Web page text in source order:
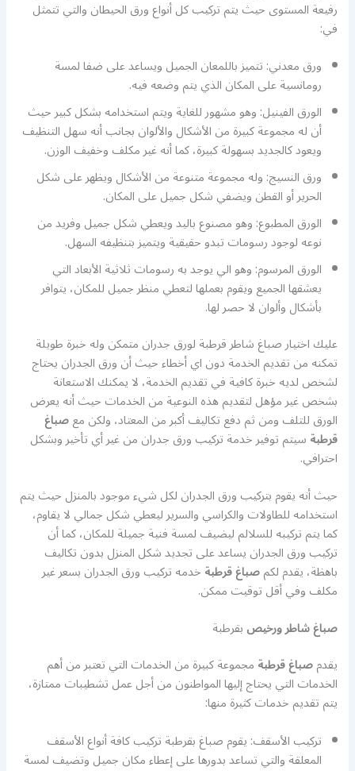
رفيعة المستوى حيث يتم تركيب كل أنواع ورق الحيطان والتي تتمثل
في:
ورق معدني: تتميز باللمعان الجميل ويساعد على ضفا لمسة
رومانسية على المكان الذي يتم وضعه فيه.
الورق الفينيل: وهو مشهور للغاية ويتم استخدامه بشكل كبير حيث
أن له مجموعة كبيرة من الأشكال والألوان بجانب أنه سهل التنظيف
ويعود كالجديد بسهولة كبيرة، كما أنه غير مكلف وخفيف الوزن.
ورق النسيج: وله مجموعة متنوعة من الأشكال ويظهر على شكل
الحرير أو القطن ويضفي شكل جميل على المكان.
الورق المطبوع: وهو مصنوع باليد ويعطي شكل جميل وفريد من
نوعه لوجود رسومات تبدو حقيقية ويتميز بتنظيفه السهل.
الورق المرسوم: وهو الي يوجد به رسومات ثلاثية الأبعاد التي
يعشقها الجميع ويقوم بعملها لتعطي منظر جميل للمكان، يتوافر
بأشكال وألوان لا حصر لها.
عليك اختيار صباغ شاطر قرطبة لورق جدران متمكن وله خبرة طويلة
تمكنه من تقديم الخدمة دون اي أخطاء حيث أن ورق الجدران يحتاج
لشخص لديه خبرة كافية في تقديم الخدمة، لا يمكنك الاستعانة
بشخص غير مؤهل لتقديم هذه النوعية من الخدمات حيث أنه يعرض
الورق للتلف ومن ثم دفع تكاليف أكبر من المعتاد، ولكن معصباغ
قرطبةسيتم توفير خدمة تركيب ورق جدران من غير أي تأخير وبشكل
احترافي.
حيث أنه يقوم بتركيب ورق الجدران لكل شيء موجود بالمنزل حيث يتم
استخدامه للطاولات والكراسي والسرير ليعطي شكل جمالي لا يقاوم،
كما يتم تركيبه للسلالم ليضيف لمسة فنية جميلة للمكان، كما أن
تركيب ورق الجدران يساعد على تجديد شكل المنزل بدون تكاليف
باهظة، يقدم لكمصباغ قرطبةخدمه تركيب ورق الجدران بسعر غير
مكلف وفي أقل توقيت ممكن.
صباغ شاطر ورخيصبقرطبة
يقدمصباغ قرطبةمجموعة كبيرة من الخدمات التي تعتبر من أهم
الخدمات التي يحتاج إليها المواطنون من أجل عمل تشطيبات ممتازة،
يتم تقديم خدمات كثيرة منها:
تركيب الأسقف: يقوم صباغ بقرطبة تركيب كافة أنواع الأسقف
المعلقة والتي تساعد بدورها على إعطاء مكان جميل وتضيف لمسة